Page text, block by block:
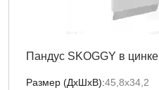
Пандус SKOGGY в цинке
Размер (ДxШxВ):45,8х34,2